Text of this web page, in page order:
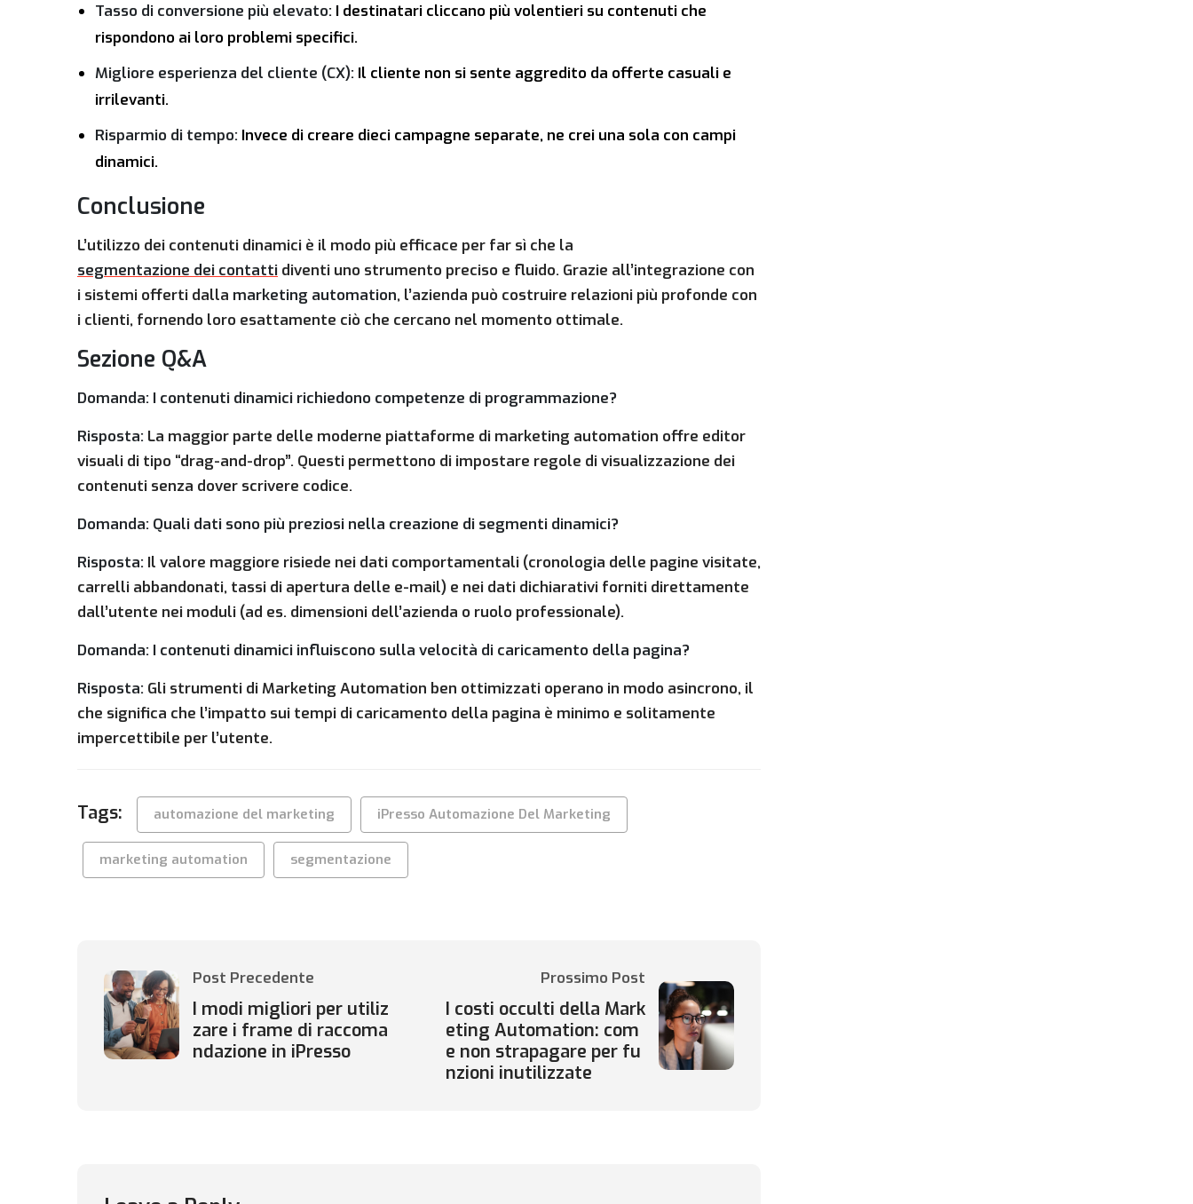
Tasso di conversione più elevato: I destinatari cliccano più volentieri su contenuti che
rispondono ai loro problemi specifici.
Migliore esperienza del cliente (CX): Il cliente non si sente aggredito da offerte casuali e
irrilevanti.
Risparmio di tempo: Invece di creare dieci campagne separate, ne crei una sola con campi
dinamici.
Conclusione
L’utilizzo dei contenuti dinamici è il modo più efficace per far sì che la
segmentazione dei contatti diventi uno strumento preciso e fluido. Grazie all’integrazione con
i sistemi offerti dalla marketing automation, l’azienda può costruire relazioni più profonde con
i clienti, fornendo loro esattamente ciò che cercano nel momento ottimale.
Sezione Q&A
Domanda: I contenuti dinamici richiedono competenze di programmazione?
Risposta: La maggior parte delle moderne piattaforme di marketing automation offre editor
visuali di tipo “drag-and-drop”. Questi permettono di impostare regole di visualizzazione dei
contenuti senza dover scrivere codice.
Domanda: Quali dati sono più preziosi nella creazione di segmenti dinamici?
Risposta: Il valore maggiore risiede nei dati comportamentali (cronologia delle pagine visitate,
carrelli abbandonati, tassi di apertura delle e-mail) e nei dati dichiarativi forniti direttamente
dall’utente nei moduli (ad es. dimensioni dell’azienda o ruolo professionale).
Domanda: I contenuti dinamici influiscono sulla velocità di caricamento della pagina?
Risposta: Gli strumenti di Marketing Automation ben ottimizzati operano in modo asincrono, il
che significa che l’impatto sui tempi di caricamento della pagina è minimo e solitamente
impercettibile per l’utente.
Tags: automazione del marketing iPresso Automazione Del Marketing
marketing automation segmentazione
Post Precedente
I modi migliori per utiliz
zare i frame di raccoma
ndazione in iPresso
Prossimo Post
I costi occulti della Mark
eting Automation: com
e non strapagare per fu
nzioni inutilizzate